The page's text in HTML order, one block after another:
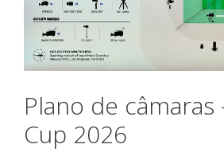
Plano de câmaras
Cup 2026